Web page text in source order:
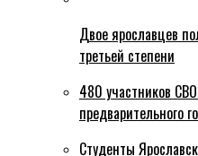
Двое ярославцев
третьей степени
480 участников
предварительного
Студенты